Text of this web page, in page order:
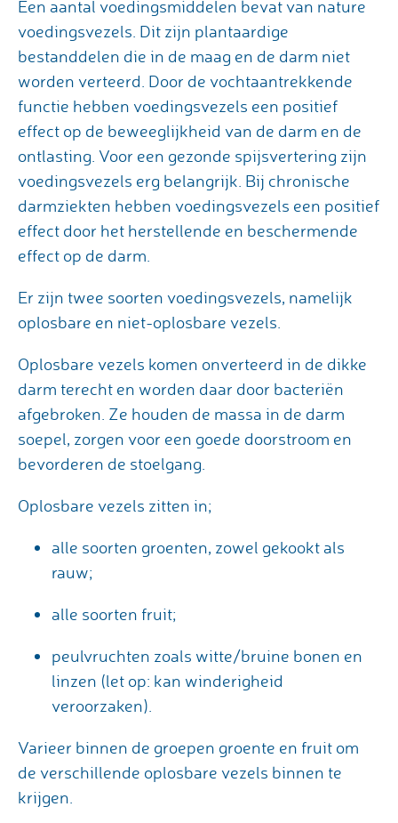
Een aantal voedingsmiddelen bevat van nature
voedingsvezels. Dit zijn plantaardige
bestanddelen die in de maag en de darm niet
worden verteerd. Door de vochtaantrekkende
functie hebben voedingsvezels een positief
effect op de beweeglijkheid van de darm en de
ontlasting. Voor een gezonde spijsvertering zijn
voedingsvezels erg belangrijk. Bij chronische
darmziekten hebben voedingsvezels een positief
effect door het herstellende en beschermende
effect op de darm.
Er zijn twee soorten voedingsvezels, namelijk
oplosbare en niet-oplosbare vezels.
Oplosbare vezels komen onverteerd in de dikke
darm terecht en worden daar door bacteriën
afgebroken. Ze houden de massa in de darm
soepel, zorgen voor een goede doorstroom en
bevorderen de stoelgang.
Oplosbare vezels zitten in;
alle soorten groenten, zowel gekookt als
rauw;
alle soorten fruit;
peulvruchten zoals witte/bruine bonen en
linzen (let op: kan winderigheid
veroorzaken).
Varieer binnen de groepen groente en fruit om
de verschillende oplosbare vezels binnen te
krijgen.